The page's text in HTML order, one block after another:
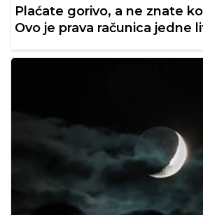
Plaćate gorivo, a ne znate
Ovo je prava računica jedne